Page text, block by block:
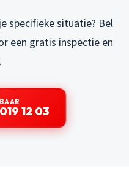
specifieke situatie? Bel
een gratis inspectie en
12 03